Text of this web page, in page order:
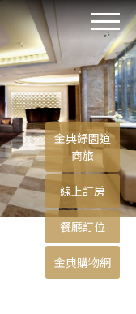
金典綠園道
商旅
線上訂房
餐廳訂位
金典購物網